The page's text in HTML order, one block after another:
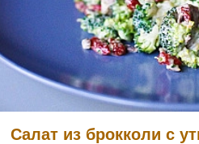
Салат из брокколи с